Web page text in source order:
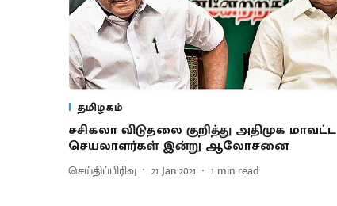
தமிழகம்
சசிகலா விடுதலை குறித்து அதிமுக மாவட்ட
செயலாளர்கள் இன்று ஆலோசனை
செய்திப்பிரிவு 21 Jan 2021 1 min read